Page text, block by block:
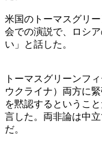
米国のトーマスグリ
会での演説で、ロシ
い」と話した。
トーマスグリーンフ
ウクライナ）両方に
を黙認するというこ
言した。両非論は中
だ。